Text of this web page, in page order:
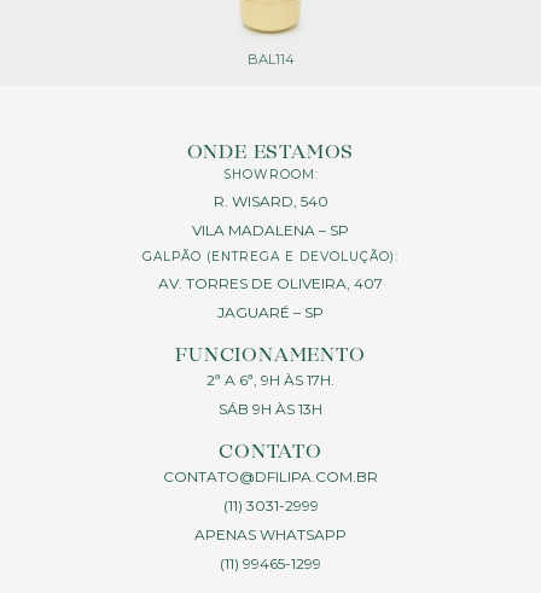
BAL114
ONDE ESTAMOS
SHOWROOM:
R. WISARD, 540
VILA MADALENA – SP
GALPÃO (ENTREGA E DEVOLUÇÃO):
AV. TORRES DE OLIVEIRA, 407
JAGUARÉ – SP
FUNCIONAMENTO
2ª A 6ª, 9H ÀS 17H.
SÁB 9H ÀS 13H
CONTATO
CONTATO@DFILIPA.COM.BR
(11) 3031-2999
APENAS WHATSAPP
(11) 99465-1299